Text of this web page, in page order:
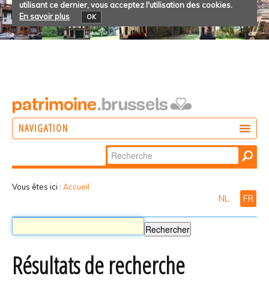
utilisant ce dernier, vous acceptez l'utilisation des cookies.
En savoir plus
OK
NAVIGATION
Chercher par
Recherche
Vous êtes ici : Accueil
NL FR
Résultats de recherche